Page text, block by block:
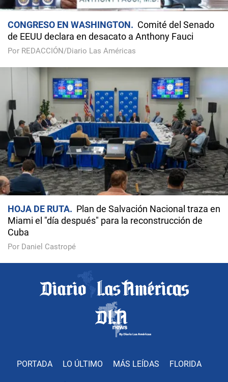
CONGRESO EN WASHINGTON
Comité del Senado
de EEUU declara en desacato a Anthony Fauci
Por REDACCIÓN/Diario Las Américas
HOJA DE RUTA
Plan de Salvación Nacional traza en
Miami el "día después" para la reconstrucción de
Cuba
Por Daniel Castropé
PORTADA LO ÚLTIMO MÁS LEÍDAS FLORIDA